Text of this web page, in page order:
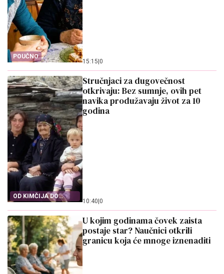
POUČNO
15:15 0
OD KIMČIJA DO
KOMBUČE
Stručnjaci za dugovečnost
otkrivaju: Bez sumnje, ovih pet
navika produžavaju život za 10
godina
10:40 0
U kojim godinama čovek zaista
postaje star? Naučnici otkrili
granicu koja će mnoge iznenaditi